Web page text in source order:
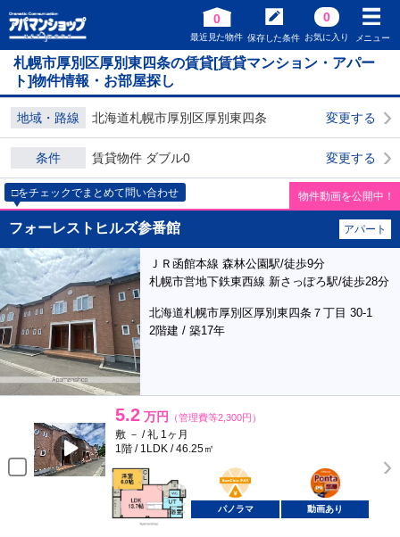
0
最近見た物件 保存した条件
0
お気に入り メニュー
札幌市厚別区厚別東四条の賃貸[賃貸マンション・アパー
ト]物件情報・お部屋探し
地域・路線 北海道札幌市厚別区厚別東四条 変更する
条件 賃貸物件 ダブル0 変更する
□をチェックでまとめて問い合わせ 物件動画を公開中！
フォーレストヒルズ参番館 アパート
ＪＲ函館本線 森林公園駅/徒歩9分
札幌市営地下鉄東西線 新さっぽろ駅/徒歩28分
北海道札幌市厚別区厚別東四条７丁目 30-1
2階建 / 築17年
5.2 万円 （管理費等2,300円）
敷 － / 礼 1ヶ月
1階 / 1LDK / 46.25㎡
BunChinPAY
ポンタ
部屋
パノラマ 動画あり